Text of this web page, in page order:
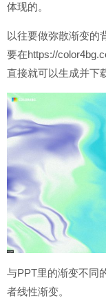
体现的。
以往要做弥散渐变的
要在https://
直接就可以生成并下
与PPT里的渐变不同
者线性渐变。